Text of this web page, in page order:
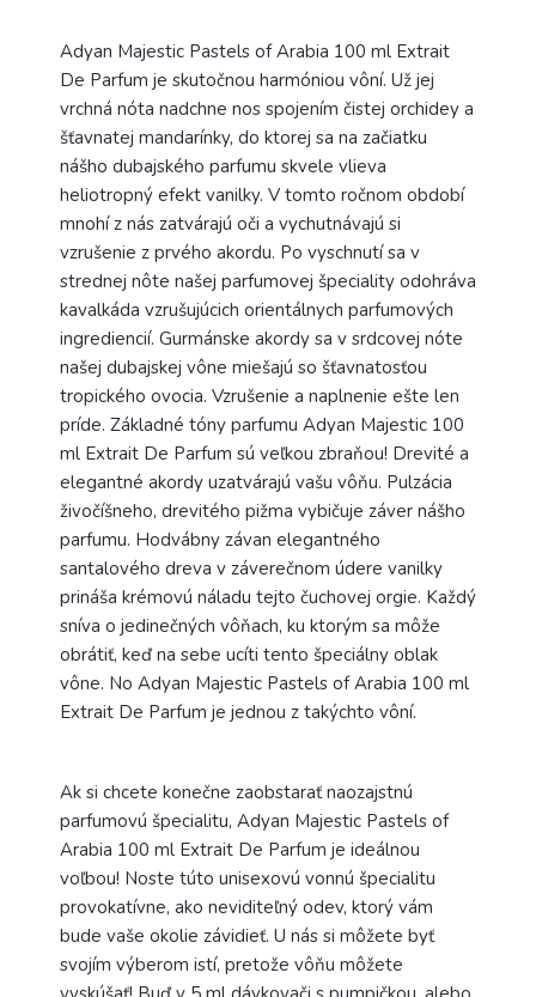
Adyan Majestic Pastels of Arabia 100 ml Extrait
De Parfum je skutočnou harmóniou vôní. Už jej
vrchná nóta nadchne nos spojením čistej orchidey a
šťavnatej mandarínky, do ktorej sa na začiatku
nášho dubajského parfumu skvele vlieva
heliotropný efekt vanilky. V tomto ročnom období
mnohí z nás zatvárajú oči a vychutnávajú si
vzrušenie z prvého akordu. Po vyschnutí sa v
strednej nôte našej parfumovej špeciality odohráva
kavalkáda vzrušujúcich orientálnych parfumových
ingrediencií. Gurmánske akordy sa v srdcovej nóte
našej dubajskej vône miešajú so šťavnatosťou
tropického ovocia. Vzrušenie a naplnenie ešte len
príde. Základné tóny parfumu Adyan Majestic 100
ml Extrait De Parfum sú veľkou zbraňou! Drevité a
elegantné akordy uzatvárajú vašu vôňu. Pulzácia
živočíšneho, drevitého pižma vybičuje záver nášho
parfumu. Hodvábny závan elegantného
santalového dreva v záverečnom údere vanilky
prináša krémovú náladu tejto čuchovej orgie. Každý
sníva o jedinečných vôňach, ku ktorým sa môže
obrátiť, keď na sebe ucíti tento špeciálny oblak
vône. No Adyan Majestic Pastels of Arabia 100 ml
Extrait De Parfum je jednou z takýchto vôní.
Ak si chcete konečne zaobstarať naozajstnú
parfumovú špecialitu, Adyan Majestic Pastels of
Arabia 100 ml Extrait De Parfum je ideálnou
voľbou! Noste túto unisexovú vonnú špecialitu
provokatívne, ako neviditeľný odev, ktorý vám
bude vaše okolie závidieť. U nás si môžete byť
svojím výberom istí, pretože vôňu môžete